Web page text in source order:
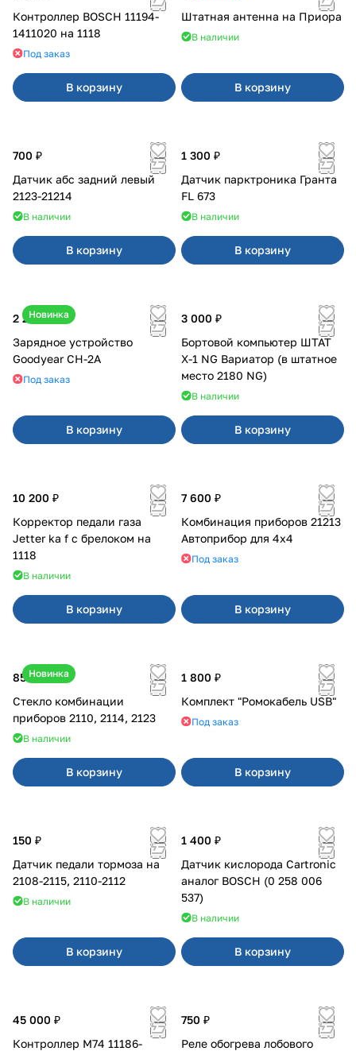
Контроллер BOSCH 11194-
1411020 на 1118
Под заказ
В корзину
Штатная антенна на Приора
В наличии
В корзину
700 ₽
Датчик абс задний левый
2123-21214
В наличии
В корзину
1 300 ₽
Датчик парктроника Гранта
FL 673
В наличии
В корзину
Новинка
2 200 ₽
Зарядное устройство
Goodyear CH-2A
Под заказ
В корзину
3 000 ₽
Бортовой компьютер ШТАТ
Х-1 NG Вариатор (в штатное
место 2180 NG)
В наличии
В корзину
10 200 ₽
Корректор педали газа
Jetter ka f с брелоком на
1118
В наличии
В корзину
7 600 ₽
Комбинация приборов 21213
Автоприбор для 4x4
Под заказ
В корзину
Новинка
850 ₽
Стекло комбинации
приборов 2110, 2114, 2123
В наличии
В корзину
1 800 ₽
Комплект "Ромокабель USB"
Под заказ
В корзину
150 ₽
Датчик педали тормоза на
2108-2115, 2110-2112
В наличии
В корзину
1 400 ₽
Датчик кислорода Cartronic
аналог BOSCH (0 258 006
537)
В наличии
В корзину
45 000 ₽
Контроллер М74 11186-
750 ₽
Реле обогрева лобового